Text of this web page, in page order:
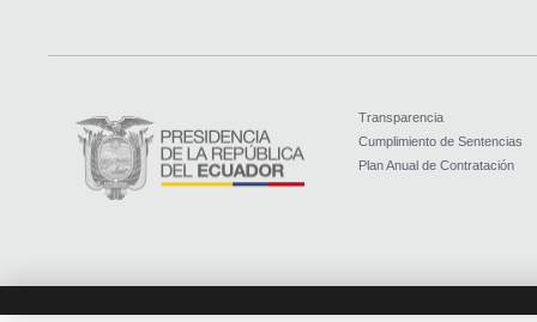
Transparencia
Cumplimiento de Sentencias
Plan Anual de Contratación